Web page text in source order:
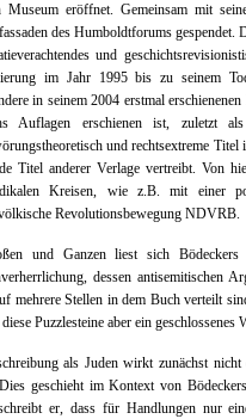
Museum eröffnet. Gemeinsam mit
des Humboldtforums gespendet.
und
im Jahr 1995 bis zu seinem
in seinem 2004 erstmal
Auflagen erschienen ist, zuletzt
und rechtsextreme
Titel anderer Verlage vertreibt. Von
Kreisen, wie z.B. mit einer
Revolutionsbewegung NDVRB.
und Ganzen liest sich
dessen antisemitischen
mehrere Stellen in dem Buch verteilt
diese Puzzlesteine aber ein
als Juden wirkt zunächst
geschieht im Kontext von
er, dass für Handlungen nur